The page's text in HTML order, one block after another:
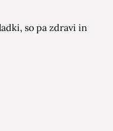
so pa zdravi in